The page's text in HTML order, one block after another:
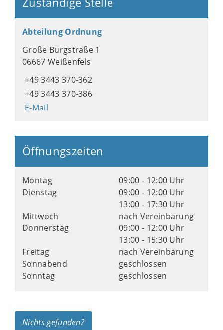
Abteilung Ordnung
Große Burgstraße 1
06667 Weißenfels
+49 3443 370-362
+49 3443 370-386
E-Mail
Öffnungszeiten
Montag
09:00 - 12:00 Uhr
Dienstag
09:00 - 12:00 Uhr
13:00 - 17:30 Uhr
Mittwoch
nach Vereinbarung
Donnerstag
09:00 - 12:00 Uhr
13:00 - 15:30 Uhr
Freitag
nach Vereinbarung
Sonnabend
geschlossen
Sonntag
geschlossen
Nichts gefunden?